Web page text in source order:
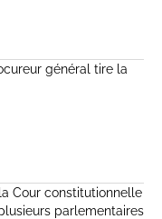
général tire la
Cour constitutionnelle
parlementaires